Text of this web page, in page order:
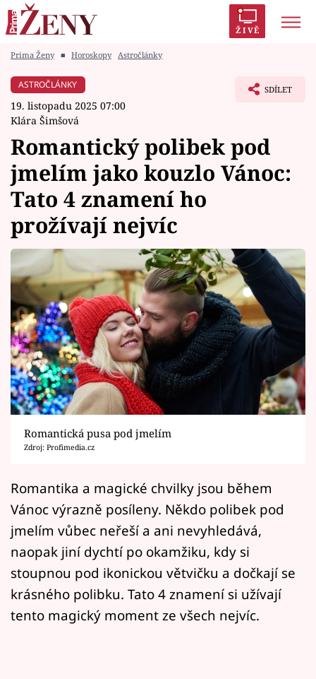
ŽIVĚ
Módní alarm
Témata
Celebrity
Vztahy
Seriály
Horoskopy
Sledujte prima+
Filmový festival Karlovy Vary
Přihlášení
Sledujte nás
Prima Ženy ■ Horoskopy Astročlánky
ASTROČLÁNKY
19. listopadu 2025 07:00
Klára Šimšová
SDÍLET
Romantický polibek pod
jmelím jako kouzlo Vánoc:
Tato 4 znamení ho
prožívají nejvíc
Romantická pusa pod jmelím
Zdroj: Profimedia.cz
Romantika a magické chvilky jsou během
Vánoc výrazně posíleny. Někdo polibek pod
jmelím vůbec neřeší a ani nevyhledává,
naopak jiní dychtí po okamžiku, kdy si
stoupnou pod ikonickou větvičku a dočkají se
krásného polibku. Tato 4 znamení si užívají
tento magický moment ze všech nejvíc.